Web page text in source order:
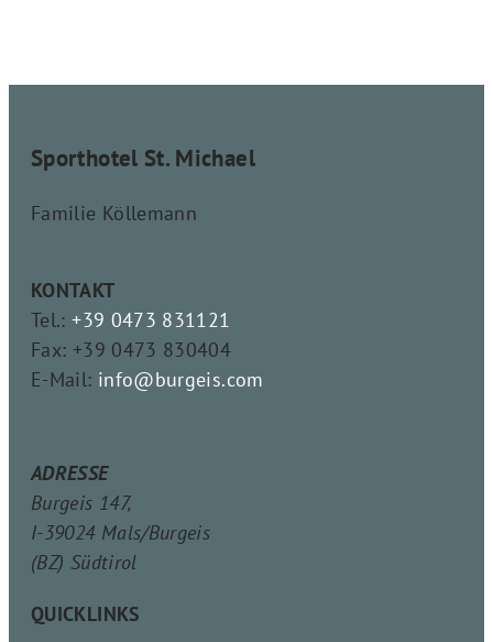
Sporthotel St. Michael
Familie Köllemann
KONTAKT
Tel.:+39 0473 831121
Fax: +39 0473 830404
E-Mail: info@burgeis.com
ADRESSE
Burgeis 147,
I-39024 Mals/Burgeis
(BZ) Südtirol
QUICKLINKS